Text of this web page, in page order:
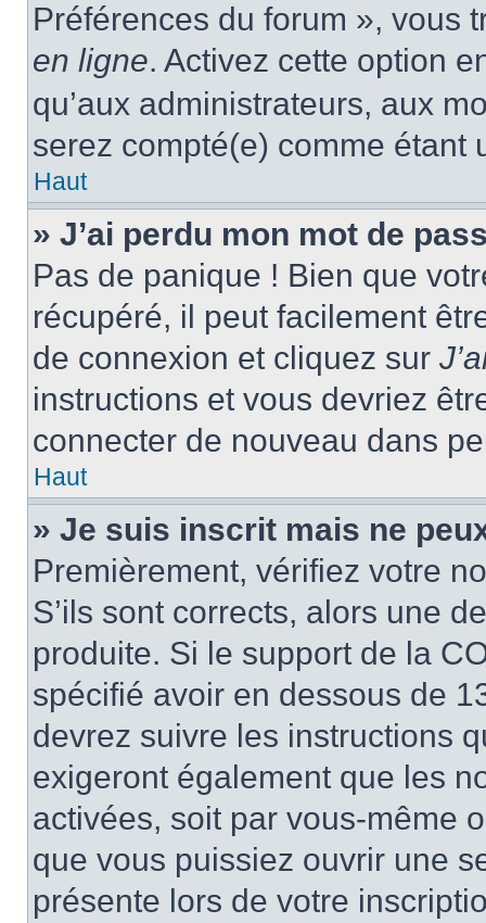
Préférences du forum », vous
en ligne. Activez cette option
qu’aux administrateurs, aux
serez compté(e) comme étant
Haut
» J’ai perdu mon mot de
Pas de panique ! Bien que
récupéré, il peut facilement
de connexion et cliquez sur
instructions et vous devriez
connecter de nouveau dans
Haut
» Je suis inscrit mais ne
Premièrement, vérifiez votre
S’ils sont corrects, alors une
produite. Si le support de la
spécifié avoir en dessous de
devrez suivre les instructions
exigeront également que les
activées, soit par vous-même
que vous puissiez ouvrir une
présente lors de votre